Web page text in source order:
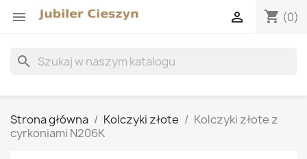
 shopping_cart (0)

search
Strona główna Kolczyki złote
Kolczyki złote z
cyrkoniami N206K